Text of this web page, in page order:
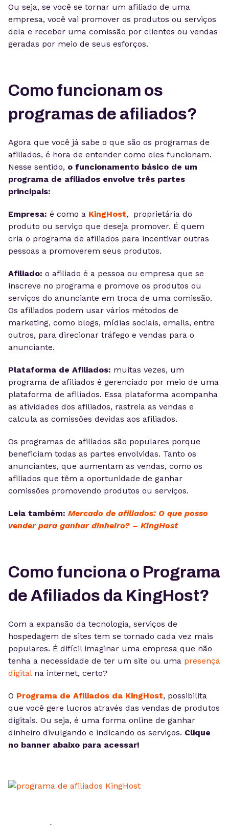
Ou seja, se você se tornar um afiliado de uma
empresa, você vai promover os produtos ou serviços
dela e receber uma comissão por clientes ou vendas
geradas por meio de seus esforços.
Como funcionam os
programas de afiliados?
Agora que você já sabe o que são os programas de
afiliados, é hora de entender como eles funcionam.
Nesse sentido, o funcionamento básico de um
programa de afiliados envolve três partes
principais:
Empresa: é como a KingHost, proprietária do
produto ou serviço que deseja promover. É quem
cria o programa de afiliados para incentivar outras
pessoas a promoverem seus produtos.
Afiliado: o afiliado é a pessoa ou empresa que se
inscreve no programa e promove os produtos ou
serviços do anunciante em troca de uma comissão.
Os afiliados podem usar vários métodos de
marketing, como blogs, mídias sociais, emails, entre
outros, para direcionar tráfego e vendas para o
anunciante.
Plataforma de Afiliados: muitas vezes, um
programa de afiliados é gerenciado por meio de uma
plataforma de afiliados. Essa plataforma acompanha
as atividades dos afiliados, rastreia as vendas e
calcula as comissões devidas aos afiliados.
Os programas de afiliados são populares porque
beneficiam todas as partes envolvidas. Tanto os
anunciantes, que aumentam as vendas, como os
afiliados que têm a oportunidade de ganhar
comissões promovendo produtos ou serviços.
Leia também: Mercado de afiliados: O que posso
vender para ganhar dinheiro? – KingHost
Como funciona o Programa
de Afiliados da KingHost?
Com a expansão da tecnologia, serviços de
hospedagem de sites tem se tornado cada vez mais
populares. É difícil imaginar uma empresa que não
tenha a necessidade de ter um site ou uma presença
digital na internet, certo?
O Programa de Afiliados da KingHost, possibilita
que você gere lucros através das vendas de produtos
digitais. Ou seja, é uma forma online de ganhar
dinheiro divulgando e indicando os serviços. Clique
no banner abaixo para acessar!